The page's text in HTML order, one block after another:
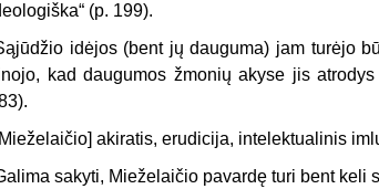
(p. 199).
idėjos (bent jų dauguma) jam turėjo
kad daugumos žmonių akyse jis
akiratis, erudicija, intelektualinis
sakyti, Mieželaičio pavardę turi bent keli